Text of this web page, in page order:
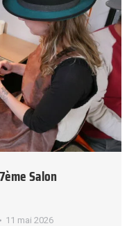
Salon
11 mai 2026